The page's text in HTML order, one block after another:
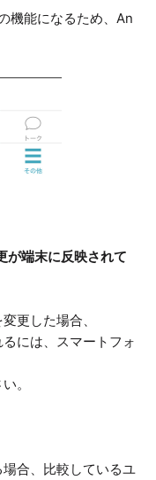
機能になるため、An
端末に反映されて
更した場合、
には、スマートフォ
。
合、比較しているユ